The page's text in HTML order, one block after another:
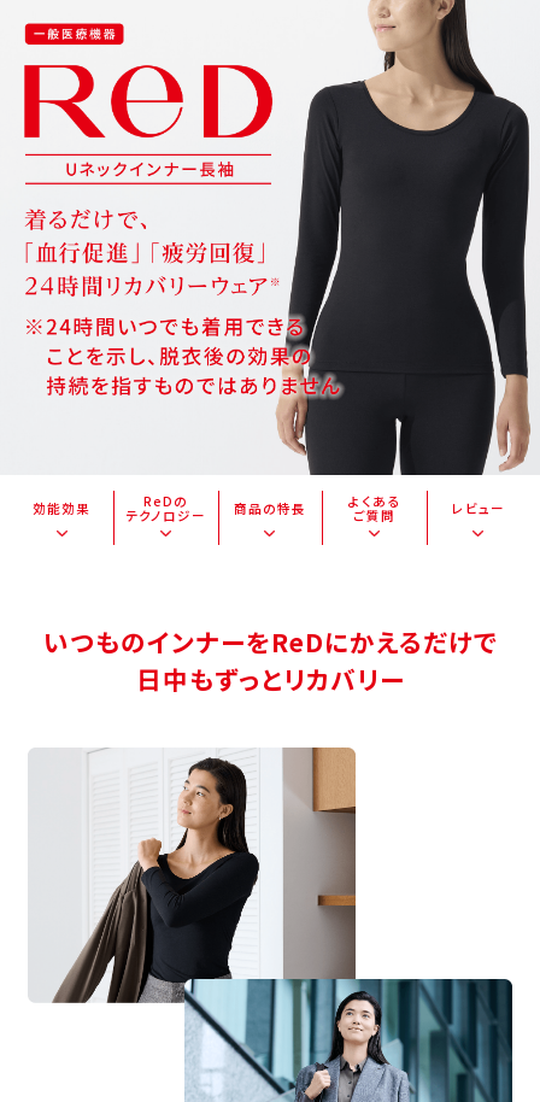
効能効果
ReDの
テクノロジー
商品の特長
よくある
ご質問
レビュー
いつものインナーをReDにかえるだけで
日中もずっとリカバリー